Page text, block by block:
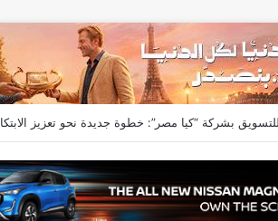
المؤسسي بالمصرف المتحد بخبرة تمتد لأكثر من 18